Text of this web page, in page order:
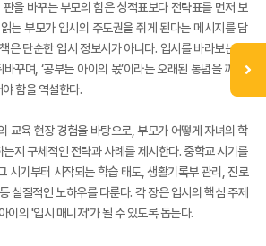
을 바꾸는 부모의 힘은 성적표보다 전략표를 먼저 보
는 부모가 입시의 주도권을 쥐게 된다는 메시지를 담
은 단순한 입시 정보서가 아니다. 입시를 바라보는 부
꾸며, ‘공부는 아이의 몫’이라는 오래된 통념을 깨고,
함을 역설한다.
교육 현장 경험을 바탕으로, 부모가 어떻게 자녀의 학
지 구체적인 전략과 사례를 제시한다. 중학교 시기를
시기부터 시작되는 학습 태도, 생활기록부 관리, 진로
실질적인 노하우를 다룬다. 각 장은 입시의 핵심 주제
이의 '입시 매니저'가 될 수 있도록 돕는다.